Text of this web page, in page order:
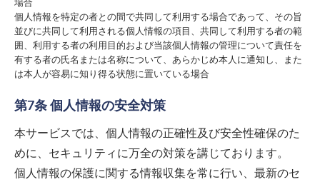
場合
個人情報を特定の者との間で共同して利用する場合であって、その旨
並びに共同して利用される個人情報の項目、共同して利用する者の範
囲、利用する者の利用目的および当該個人情報の管理について責任を
有する者の氏名または名称について、あらかじめ本人に通知し、また
は本人が容易に知り得る状態に置いている場合
第7条 個人情報の安全対策
本サービスでは、個人情報の正確性及び安全性確保のた
めに、セキュリティに万全の対策を講じております。
個人情報の保護に関する情報収集を常に行い、最新のセ